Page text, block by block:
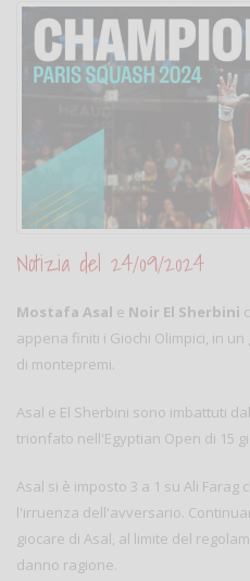
Notizia del 24/09/2024
Mostafa Asal e Noir El Sherbini
appena finiti i Giochi Olimpici, in
di montepremi.
Asal e El Sherbini sono imbattuti
trionfato nell'Egyptian Open di 15
Asal si è imposto 3 a 1 su Ali
l'irruenza dell'avversario.
giocare di Asal, al limite del
danno ragione.